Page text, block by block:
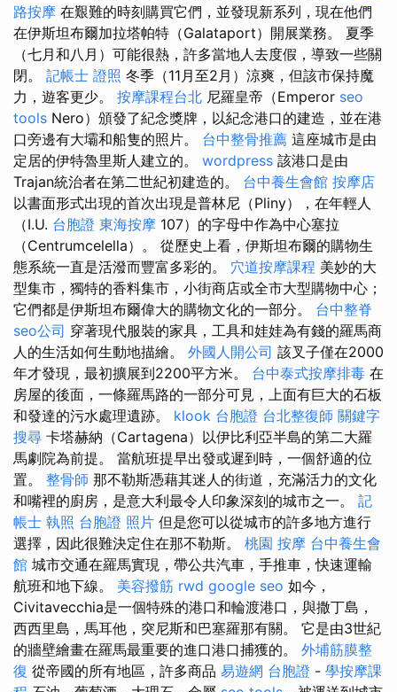
路按摩 在艱難的時刻購買它們，並發現新系列，現在他們
在伊斯坦布爾加拉塔帕特（Galataport）開展業務。 夏季
（七月和八月）可能很熱，許多當地人去度假，導致一些關
閉。 記帳士 證照 冬季（11月至2月）涼爽，但該市保持魔
力，遊客更少。 按摩課程台北 尼羅皇帝（Emperor seo
tools Nero）頒發了紀念獎牌，以紀念港口的建造，並在港
口旁邊有大壩和船隻的照片。 台中整骨推薦 這座城市是由
定居的伊特魯里斯人建立的。 wordpress 該港口是由
Trajan統治者在第二世紀初建造的。 台中養生會館 按摩店
以書面形式出現的首次出現是普林尼（Pliny），在年輕人
（I.U. 台胞證 東海按摩 107）的字母中作為中心塞拉
（Centrumcelella）。 從歷史上看，伊斯坦布爾的購物生
態系統一直是活潑而豐富多彩的。 穴道按摩課程 美妙的大
型集市，獨特的香料集市，小街商店或全市大型購物中心；
它們都是伊斯坦布爾偉大的購物文化的一部分。 台中整脊
seo公司 穿著現代服裝的家具，工具和娃娃為有錢的羅馬商
人的生活如何生動地描繪。 外國人開公司 該叉子僅在2000
年才發現，最初擴展到2200平方米。 台中泰式按摩排毒 在
房屋的後面，一條羅馬路的一部分可見，上面有巨大的石板
和發達的污水處理遺跡。 klook 台胞證 台北整復師 關鍵字
搜尋 卡塔赫納（Cartagena）以伊比利亞半島的第二大羅
馬劇院為前提。 當航班提早出發或遲到時，一個舒適的位
置。 整骨師 那不勒斯憑藉其迷人的街道，充滿活力的文化
和嘴裡的廚房，是意大利最令人印象深刻的城市之一。 記
帳士 執照 台胞證 照片 但是您可以從城市的許多地方進行
選擇，因此很難決定住在那不勒斯。 桃園 按摩 台中養生會
館 城市交通在羅馬實現，帶公共汽車，手推車，快速運輸
航班和地下線。 美容撥筋 rwd google seo 如今，
Civitavecchia是一個特殊的港口和輪渡港口，與撒丁島，
西西里島，馬耳他，突尼斯和巴塞羅那有關。 它是由3世紀
的牆壁繪畫在羅馬最重要的進口港口捕獲的。 外埔筋膜整
復 從帝國的所有地區，許多商品 易遊網 台胞證 - 學按摩課